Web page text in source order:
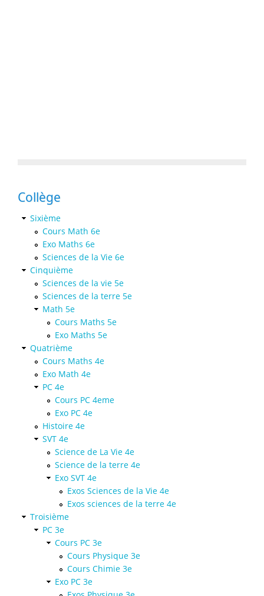
Collège
Sixième
Cours Math 6e
Exo Maths 6e
Sciences de la Vie 6e
Cinquième
Sciences de la vie 5e
Sciences de la terre 5e
Math 5e
Cours Maths 5e
Exo Maths 5e
Quatrième
Cours Maths 4e
Exo Math 4e
PC 4e
Cours PC 4eme
Exo PC 4e
Histoire 4e
SVT 4e
Science de La Vie 4e
Science de la terre 4e
Exo SVT 4e
Exos Sciences de la Vie 4e
Exos sciences de la terre 4e
Troisième
PC 3e
Cours PC 3e
Cours Physique 3e
Cours Chimie 3e
Exo PC 3e